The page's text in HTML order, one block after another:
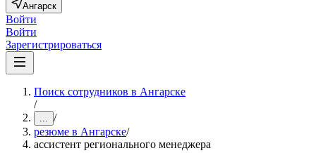
Ангарск
Войти
Войти
Зарегистрироваться
Поиск сотрудников в Ангарске
/
... /
резюме в Ангарске/
ассистент регионального менеджера